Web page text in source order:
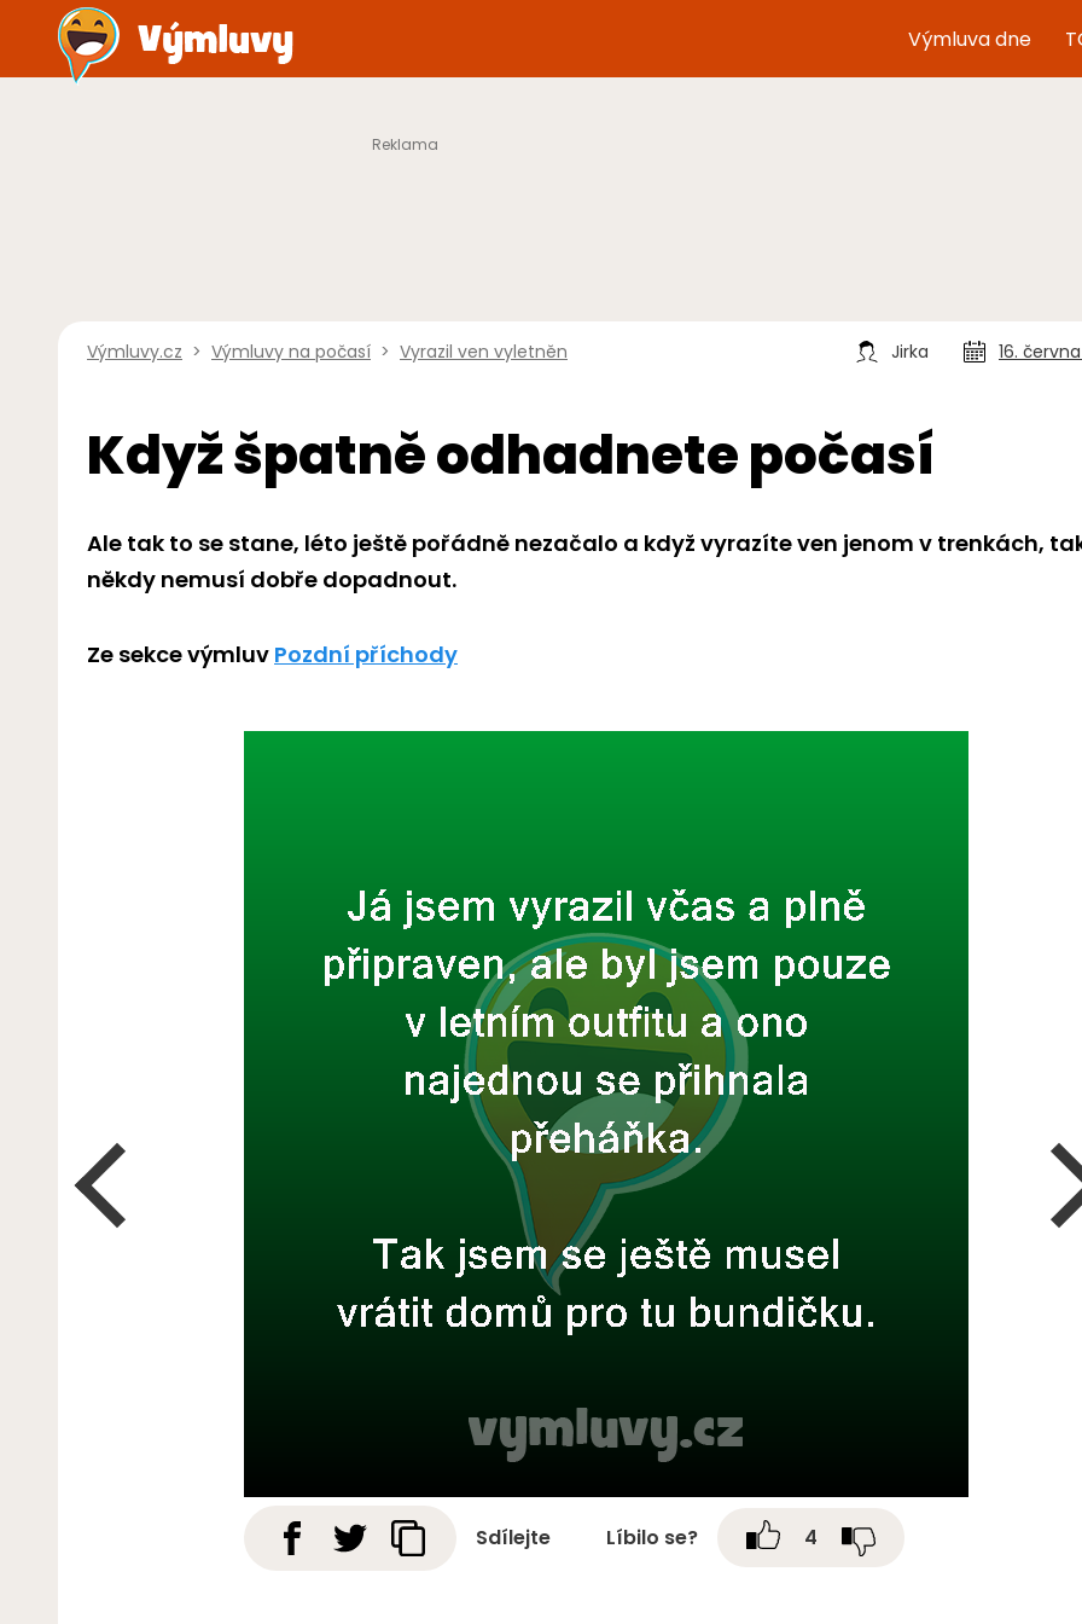
Výmluva dne
Výmluvy.cz > Výmluvy na počasí > Vyrazil ven vyletněn Jirka 16.
Když špatně odhadnete počasí
Ale tak to se stane, léto ještě pořádně nezačalo a když vyrazíte ven jenom v trenkách,
někdy nemusí dobře dopadnout.
Ze sekce výmluv Pozdní příchody
Sdílejte Líbilo se? 4